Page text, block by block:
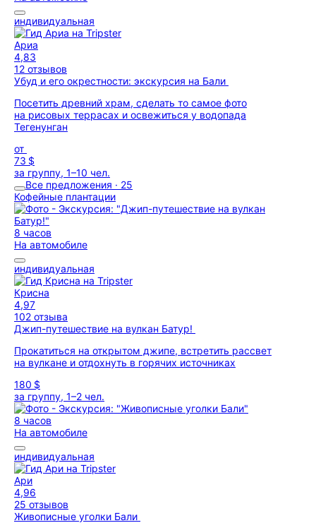
индивидуальная
Ариа
4,83
12 отзывов
Убуд и его окрестности: экскурсия на Бали
Посетить древний храм, сделать то самое фото
на рисовых террасах и освежиться у водопада
Тегенунган
от
73 $
за группу, 1–10 чел.
Все предложения · 25
Кофейные плантации
8 часов
На автомобиле
индивидуальная
Крисна
4,97
102 отзыва
Джип-путешествие на вулкан Батур!
Прокатиться на открытом джипе, встретить рассвет
на вулкане и отдохнуть в горячих источниках
180 $
за группу, 1–2 чел.
8 часов
На автомобиле
индивидуальная
Ари
4,96
25 отзывов
Живописные уголки Бали